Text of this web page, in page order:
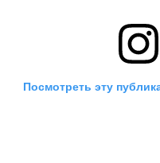
Посмотреть эту